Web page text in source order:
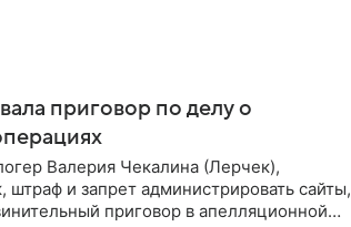
приговор по делу о
Валерия Чекалина (Лерчек),
и запрет администрировать сайты,
приговор в апелляционной